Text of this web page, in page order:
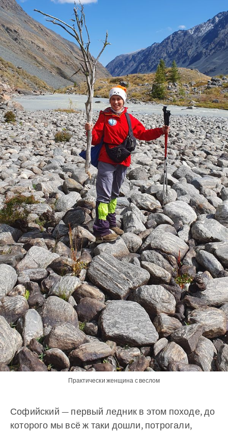
Практически женщина с веслом
Софийский — первый ледник в этом походе, до
которого мы всё ж таки дошли, потрогали,